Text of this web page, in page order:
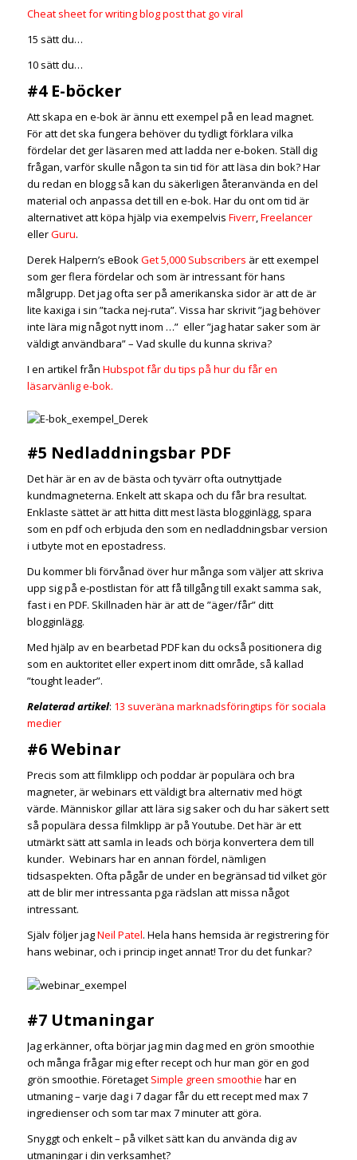
Cheat sheet for writing blog post that go viral
15 sätt du…
10 sätt du…
#4 E-böcker
Att skapa en e-bok är ännu ett exempel på en lead magnet.
För att det ska fungera behöver du tydligt förklara vilka
fördelar det ger läsaren med att ladda ner e-boken. Ställ dig
frågan, varför skulle någon ta sin tid för att läsa din bok? Har
du redan en blogg så kan du säkerligen återanvända en del
material och anpassa det till en e-bok. Har du ont om tid är
alternativet att köpa hjälp via exempelvis Fiverr,Freelancer
ellerGuru.
Derek Halpern’s eBookGet 5,000 Subscribers är ett exempel
som ger flera fördelar och som är intressant för hans
målgrupp. Det jag ofta ser på amerikanska sidor är att de är
lite kaxiga i sin ”tacka nej-ruta”. Vissa har skrivit ”jag behöver
inte lära mig något nytt inom …” eller ”jag hatar saker som är
väldigt användbara” – Vad skulle du kunna skriva?
I en artikel från Hubspot får du tips på hur du får en
läsarvänlig e-bok.
#5 Nedladdningsbar PDF
Det här är en av de bästa och tyvärr ofta outnyttjade
kundmagneterna. Enkelt att skapa och du får bra resultat.
Enklaste sättet är att hitta ditt mest lästa blogginlägg, spara
som en pdf och erbjuda den som en nedladdningsbar version
i utbyte mot en epostadress.
Du kommer bli förvånad över hur många som väljer att skriva
upp sig på e-postlistan för att få tillgång till exakt samma sak,
fast i en PDF. Skillnaden här är att de ”äger/får” ditt
blogginlägg.
Med hjälp av en bearbetad PDF kan du också positionera dig
som en auktoritet eller expert inom ditt område, så kallad
”tought leader”.
Relaterad artikel: 13 suveräna marknadsföringtips för sociala
medier
#6 Webinar
Precis som att filmklipp och poddar är populära och bra
magneter, är webinars ett väldigt bra alternativ med högt
värde. Människor gillar att lära sig saker och du har säkert sett
så populära dessa filmklipp är på Youtube. Det här är ett
utmärkt sätt att samla in leads och börja konvertera dem till
kunder. Webinars har en annan fördel, nämligen
tidsaspekten. Ofta pågår de under en begränsad tid vilket gör
att de blir mer intressanta pga rädslan att missa något
intressant.
Själv följer jagNeil Patel. Hela hans hemsida är registrering för
hans webinar, och i princip inget annat! Tror du det funkar?
#7 Utmaningar
Jag erkänner, ofta börjar jag min dag med en grön smoothie
och många frågar mig efter recept och hur man gör en god
grön smoothie. Företaget Simple green smoothie har en
utmaning – varje dag i 7 dagar får du ett recept med max 7
ingredienser och som tar max 7 minuter att göra.
Snyggt och enkelt – på vilket sätt kan du använda dig av
utmaningar i din verksamhet?